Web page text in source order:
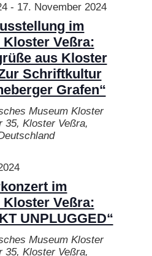
im
Kloster Veßra:
aus Kloster
Schriftkultur
Grafen“
- 17. November 2024
Museum Kloster
35, Kloster Veßra,
im
Kloster Veßra:
UNPLUGGED“
Museum Kloster
35, Kloster Veßra,